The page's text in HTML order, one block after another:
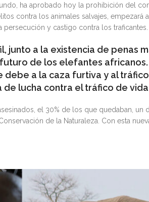
ha aprobado hoy la prohibición del
contra los animales salvajes, empezará a
y castigo contra los traficantes.
junto a la existencia de penas
de los elefantes
a la caza furtiva y al
lucha contra el tráfico de vida
el 30% de los que quedaban,
de la Naturaleza. Con esta